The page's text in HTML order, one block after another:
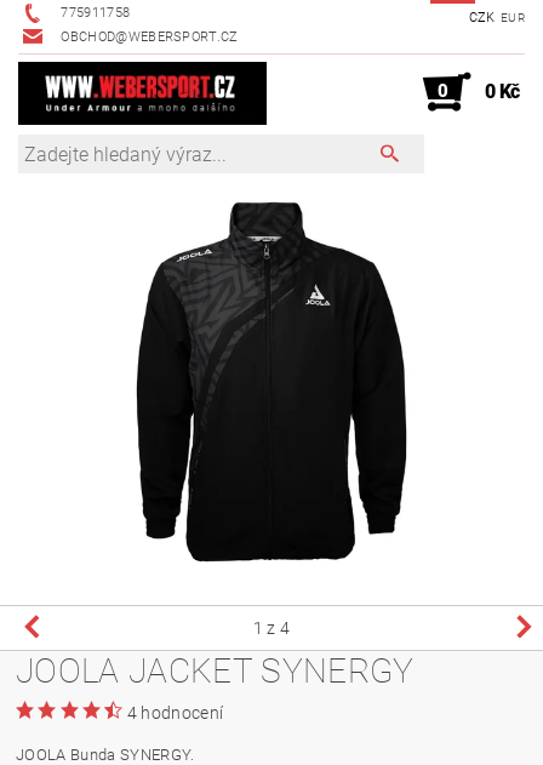
775911758
OBCHOD@WEBERSPORT.CZ
CZK EUR
0 0 Kč
1 z 4
JOOLA JACKET SYNERGY
4 hodnocení
JOOLA Bunda SYNERGY.